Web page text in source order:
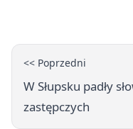
<< Poprzedni
W Słupsku padły
zastępczych